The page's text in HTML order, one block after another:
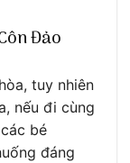
Đảo
tuy nhiên
nếu đi cùng
bé
đáng